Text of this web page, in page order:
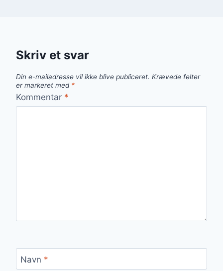
Skriv et svar
Din e-mailadresse vil ikke blive publiceret. Krævede felter
er markeret med *
Kommentar *
Navn *